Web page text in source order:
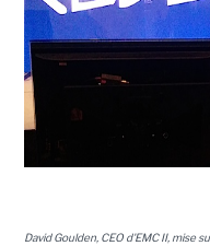
David Goulden, CEO d'EMC II, mise